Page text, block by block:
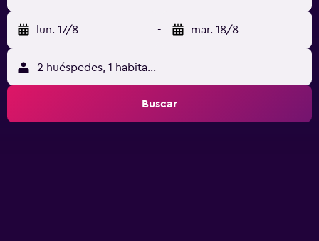
lun. 17/8 - mar. 18/8
2 huéspedes, 1 habitación
Buscar